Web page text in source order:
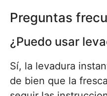
Preguntas
¿Puedo usar
Sí, la levadura
de bien que la